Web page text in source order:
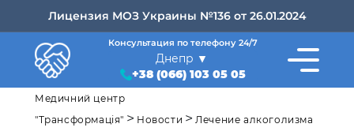
Лицензия МОЗ Украины №136 от 26.01.2024
Консультация по телефону 24/7
Днепр
+38 (066) 103 05 05
Медичний центр
"Трансформація" > Новости > Лечение алкоголизма